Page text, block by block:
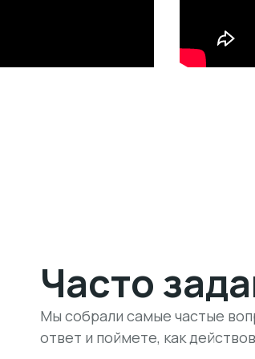
Часто
Мы собрали самые частые
ответ и поймете, как